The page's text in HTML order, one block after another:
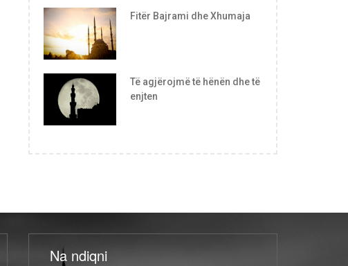
Fitër Bajrami dhe Xhumaja
Të agjërojmë të hënën dhe të
enjten
Na ndiqni